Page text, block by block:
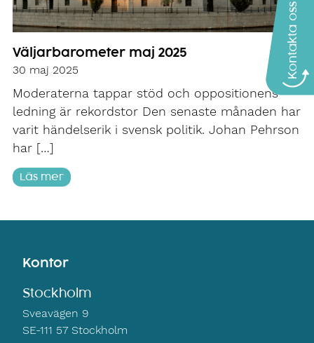
Kontakta oss
Väljarbarometer maj 2025
30 maj 2025
Moderaterna tappar stöd och oppositionens
ledning är rekordstor Den senaste månaden har
varit händelserik i svensk politik. Johan Pehrson
har […]
Läs mer
Kontor
Stockholm
Sveavägen 9
SE-111 57 Stockholm